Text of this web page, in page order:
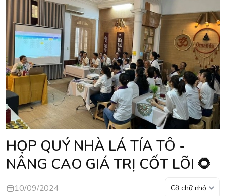
HỌP QUÝ NHÀ LÁ TÍA TÔ -
NÂNG CAO GIÁ TRỊ CỐT LÕI 🌻
10/09/2024